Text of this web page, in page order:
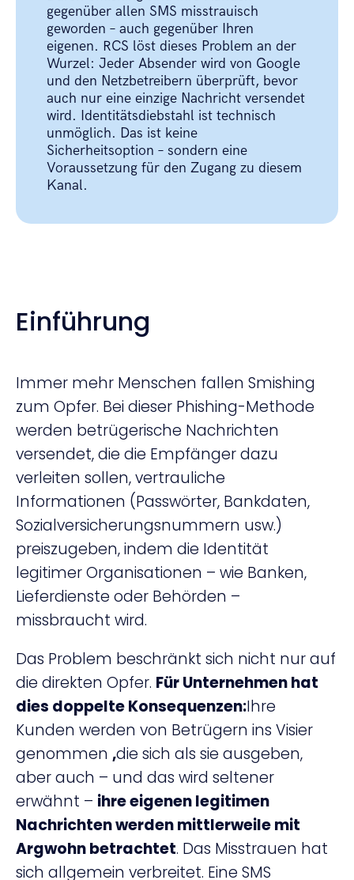
gegenüber allen SMS misstrauisch
geworden – auch gegenüber Ihren
eigenen. RCS löst dieses Problem an der
Wurzel: Jeder Absender wird von Google
und den Netzbetreibern überprüft, bevor
auch nur eine einzige Nachricht versendet
wird. Identitätsdiebstahl ist technisch
unmöglich. Das ist keine
Sicherheitsoption – sondern eine
Voraussetzung für den Zugang zu diesem
Kanal.
Einführung
Immer mehr Menschen fallen Smishing
zum Opfer. Bei dieser Phishing-Methode
werden betrügerische Nachrichten
versendet, die die Empfänger dazu
verleiten sollen, vertrauliche
Informationen (Passwörter, Bankdaten,
Sozialversicherungsnummern usw.)
preiszugeben, indem die Identität
legitimer Organisationen – wie Banken,
Lieferdienste oder Behörden –
missbraucht wird.
Das Problem beschränkt sich nicht nur auf
die direkten Opfer. Für Unternehmen hat
dies doppelte Konsequenzen:Ihre
Kunden werden von Betrügern ins Visier
genommen ,die sich als sie ausgeben,
aber auch – und das wird seltener
erwähnt – ihre eigenen legitimen
Nachrichten werden mittlerweile mit
Argwohn betrachtet. Das Misstrauen hat
sich allgemein verbreitet. Eine SMS